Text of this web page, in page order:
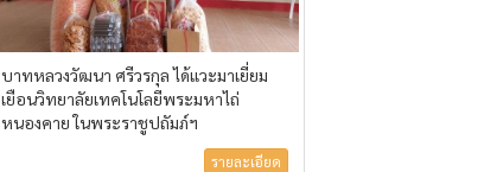
บาทหลวงวัฒนา ศรีวรกุล ได้แวะมาเยี่ยม
เยือนวิทยาลัยเทคโนโลยีพระมหาไถ่
หนองคาย ในพระราชูปถัมภ์ฯ
รายละเอียด